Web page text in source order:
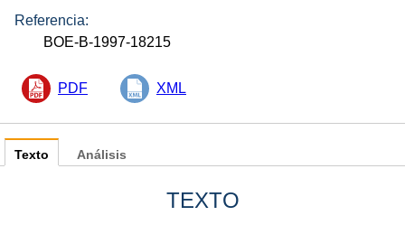
Referencia:
BOE-B-1997-18215
PDF XML
Texto
TEXTO
Análisis